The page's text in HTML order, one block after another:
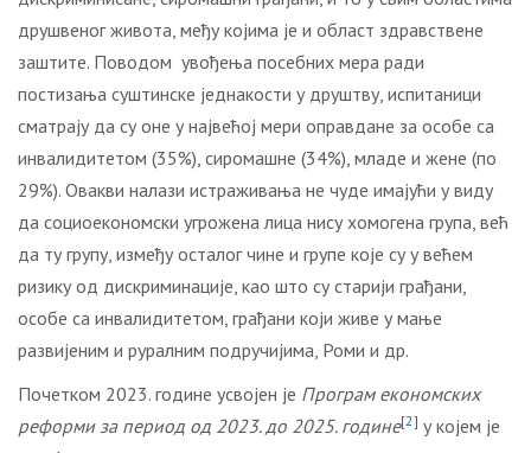
друшвеног живота, међу којима је и област здравствене
заштите. Поводом увођења посебних мера ради
постизања суштинске једнакости у друштву, испитаници
сматрају да су оне у највећој мери оправдане за особе са
инвалидитетом (35%), сиромашне (34%), младе и жене (по
29%). Овакви налази истраживања не чуде имајући у виду
да социоекономски угрожена лица нису хомогена група, већ
да ту групу, између осталог чине и групе које су у већем
ризику од дискриминације, као што су старији грађани,
особе са инвалидитетом, грађани који живе у мање
развијеним и руралним подручијима, Роми и др.
Почетком 2023. године усвојен је Програм економских
реформи за период од 2023. до 2025. године[2] у којем је